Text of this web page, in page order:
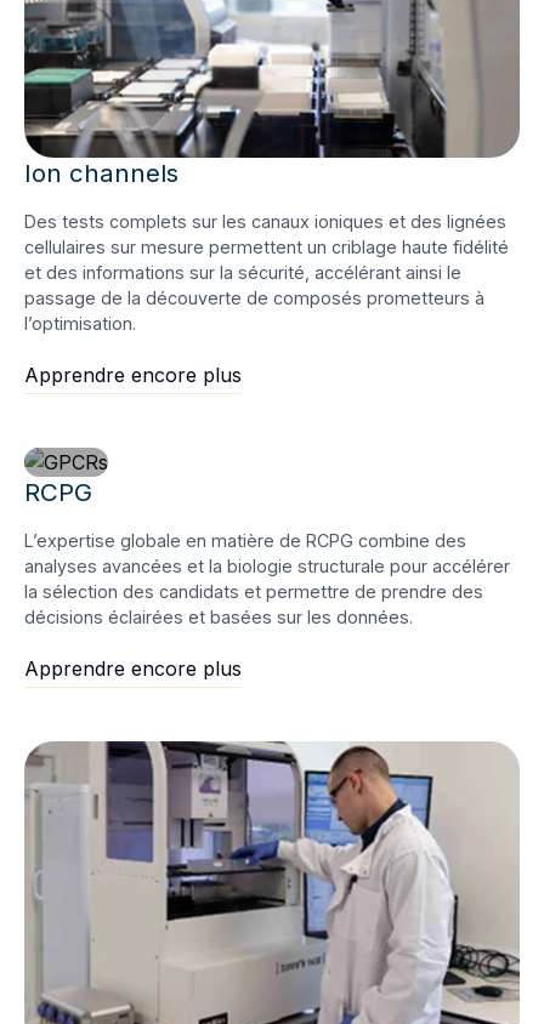
Ion channels
Des tests complets sur les canaux ioniques et des lignées
cellulaires sur mesure permettent un criblage haute fidélité
et des informations sur la sécurité, accélérant ainsi le
passage de la découverte de composés prometteurs à
l’optimisation.
Apprendre encore plus
RCPG
L’expertise globale en matière de RCPG combine des
analyses avancées et la biologie structurale pour accélérer
la sélection des candidats et permettre de prendre des
décisions éclairées et basées sur les données.
Apprendre encore plus